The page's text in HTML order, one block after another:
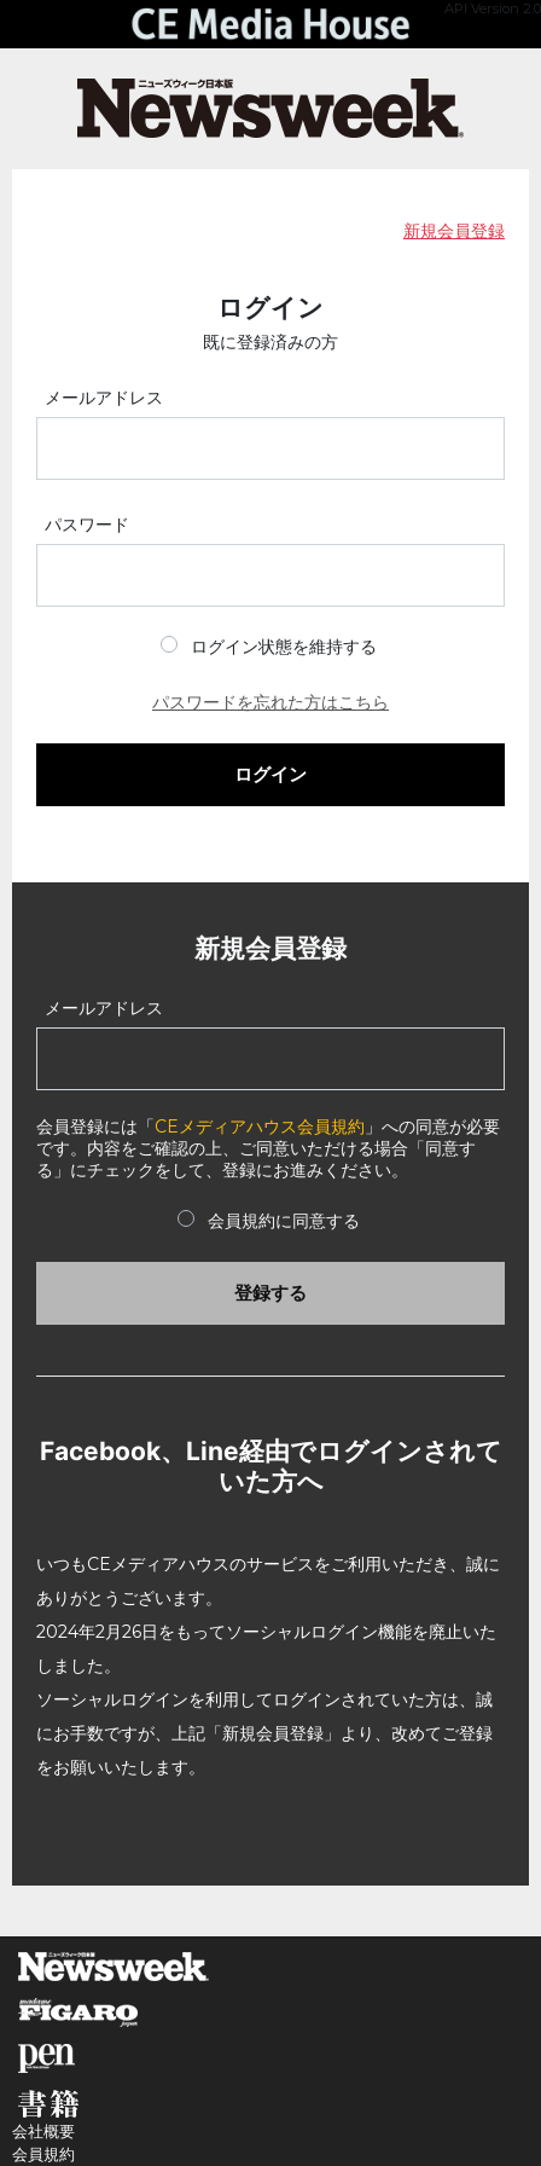
API Version 2.0
新規会員登録
ログイン
既に登録済みの方
メールアドレス
パスワード
ログイン状態を維持する
パスワードを忘れた方はこちら
ログイン
新規会員登録
メールアドレス
会員登録には「CEメディアハウス会員規約 」への同意が必要
です。内容をご確認の上、ご同意いただける場合「同意す
る」にチェックをして、登録にお進みください。
会員規約に同意する
登録する
Facebook、Line経由でログインされて
いた方へ
いつもCEメディアハウスのサービスをご利用いただき、誠に
ありがとうございます。
2024年2月26日をもってソーシャルログイン機能を廃止いた
しました。
ソーシャルログインを利用してログインされていた方は、誠
にお手数ですが、上記「新規会員登録」より、改めてご登録
をお願いいたします。
会社概要
会員規約